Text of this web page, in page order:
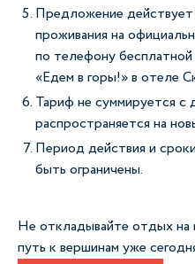
Предложение
проживания на
по телефону
«Едем в горы!» в отеле
Тариф не суммируется с
распространяется на
Период действия и
быть ограничены.
Не откладывайте отдых на
путь к вершинам уже